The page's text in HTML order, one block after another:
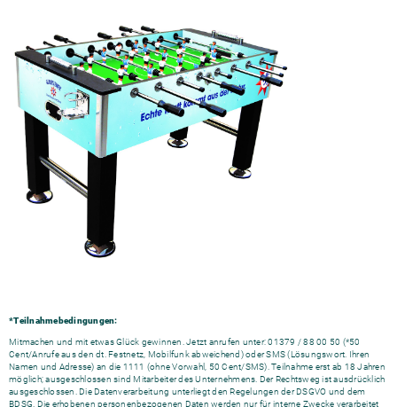
*Teilnahmebedingungen:
Mitmachen und mit etwas Glück gewinnen. Jetzt anrufen unter: 01379 / 88 00 50 (*50
Cent/Anrufe aus den dt. Festnetz, Mobilfunk abweichend) oder SMS (Lösungswort. Ihren
Namen und Adresse) an die 1111 (ohne Vorwahl, 50 Cent/SMS). Teilnahme erst ab 18 Jahren
möglich; ausgeschlossen sind Mitarbeiter des Unternehmens. Der Rechtsweg ist ausdrücklich
ausgeschlossen. Die Datenverarbeitung unterliegt den Regelungen der DSGVO und dem
BDSG. Die erhobenen personenbezogenen Daten werden nur für interne Zwecke verarbeitet